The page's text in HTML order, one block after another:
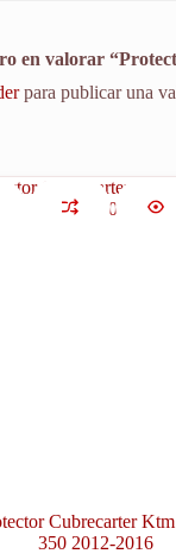
en valorar
para publicar una
Cubrecarter
350 2012-2016